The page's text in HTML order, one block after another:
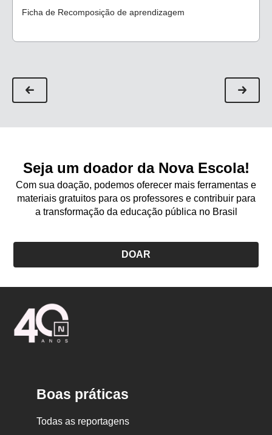
Ficha de Recomposição de aprendizagem
Seja um doador da Nova Escola!
Com sua doação, podemos oferecer mais ferramentas e
materiais gratuitos para os professores e contribuir para
a transformação da educação pública no Brasil
DOAR
Boas práticas
Todas as reportagens